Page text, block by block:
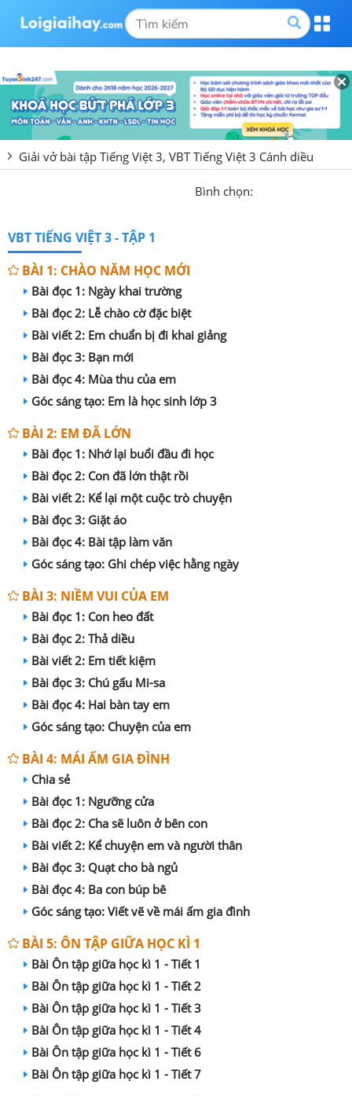
Giải vở bài tập Tiếng Việt 3, VBT Tiếng Việt 3 Cánh diều
Bình chọn:
VBT TIẾNG VIỆT 3 - TẬP 1
BÀI 1: CHÀO NĂM HỌC MỚI
Bài đọc 1: Ngày khai trường
Bài đọc 2: Lễ chào cờ đặc biệt
Bài viết 2: Em chuẩn bị đi khai giảng
Bài đọc 3: Bạn mới
Bài đọc 4: Mùa thu của em
Góc sáng tạo: Em là học sinh lớp 3
BÀI 2: EM ĐÃ LỚN
Bài đọc 1: Nhớ lại buổi đầu đi học
Bài đọc 2: Con đã lớn thật rồi
Bài viết 2: Kể lại một cuộc trò chuyện
Bài đọc 3: Giặt áo
Bài đọc 4: Bài tập làm văn
Góc sáng tạo: Ghi chép việc hằng ngày
BÀI 3: NIỀM VUI CỦA EM
Bài đọc 1: Con heo đất
Bài đọc 2: Thả diều
Bài viết 2: Em tiết kiệm
Bài đọc 3: Chú gấu Mi-sa
Bài đọc 4: Hai bàn tay em
Góc sáng tạo: Chuyện của em
BÀI 4: MÁI ẤM GIA ĐÌNH
Chia sẻ
Bài đọc 1: Ngưỡng cửa
Bài đọc 2: Cha sẽ luôn ở bên con
Bài viết 2: Kể chuyện em và người thân
Bài đọc 3: Quạt cho bà ngủ
Bài đọc 4: Ba con búp bê
Góc sáng tạo: Viết vẽ về mái ấm gia đình
BÀI 5: ÔN TẬP GIỮA HỌC KÌ 1
Bài Ôn tập giữa học kì 1 - Tiết 1
Bài Ôn tập giữa học kì 1 - Tiết 2
Bài Ôn tập giữa học kì 1 - Tiết 3
Bài Ôn tập giữa học kì 1 - Tiết 4
Bài Ôn tập giữa học kì 1 - Tiết 6
Bài Ôn tập giữa học kì 1 - Tiết 7